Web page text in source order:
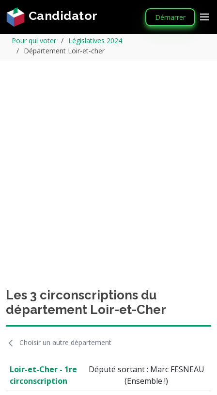
Candidator Démarrer
Pour qui voter
Législatives 2024
Département Loir-et-cher
Les 3 circonscriptions du
département Loir-et-Cher
Choisir un autre département
Loir-et-Cher - 1re
circonscription
Député sortant : Marc FESNEAU
(Ensemble !)